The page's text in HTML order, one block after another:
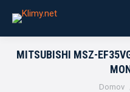
MITSUBISHI MSZ-
Domov